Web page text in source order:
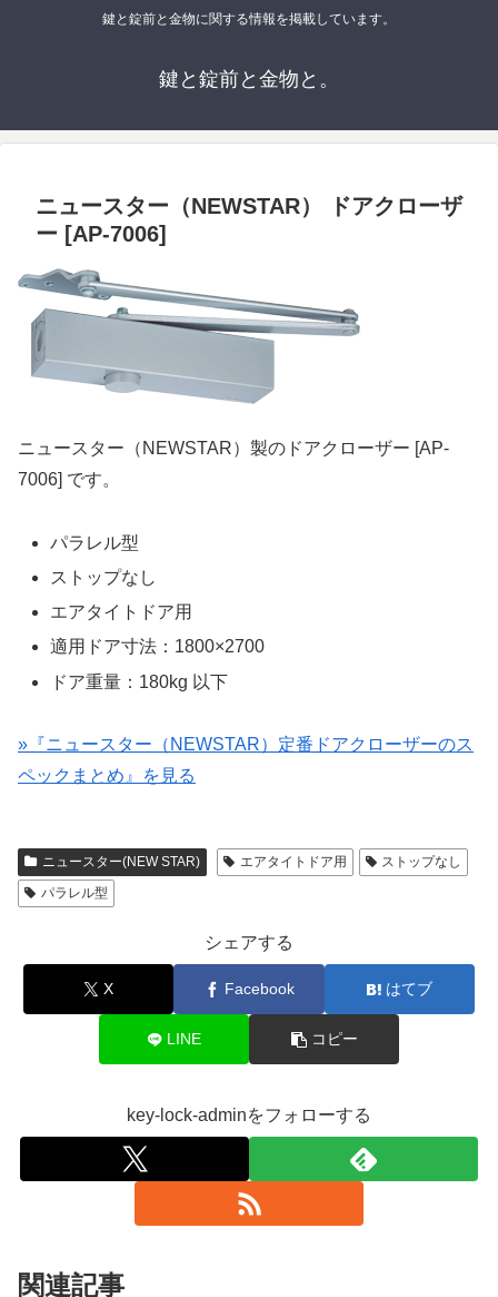
鍵と錠前と金物に関する情報を掲載しています。
鍵と錠前と金物と。
ニュースター（NEWSTAR） ドアクローザ
ー [AP-7006]
ニュースター（NEWSTAR）製のドアクローザー [AP-
7006] です。
パラレル型
ストップなし
エアタイトドア用
適用ドア寸法：1800×2700
ドア重量：180kg 以下
»『ニュースター（NEWSTAR）定番ドアクローザーのス
ペックまとめ』を見る
ニュースター(NEW STAR) エアタイトドア用
ストップなし
パラレル型
シェアする
X Facebook はてブ
LINE コピー
key-lock-adminをフォローする
関連記事